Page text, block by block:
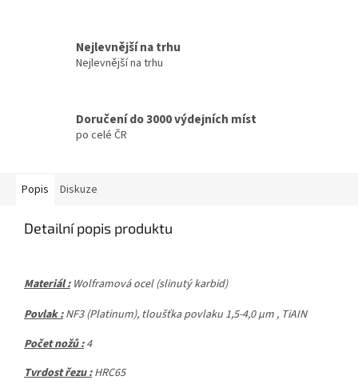
Nejlevnější na trhu
Nejlevnější na trhu
Doručení do 3000 výdejních míst
po celé ČR
Popis Diskuze
Detailní popis produktu
Materiál : Wolframová ocel (slinutý karbid)
Povlak :NF3 (Platinum), tloušťka povlaku 1,5-4,0 μm , TiAIN
Počet nožů :4
Tvrdost řezu :HRC65